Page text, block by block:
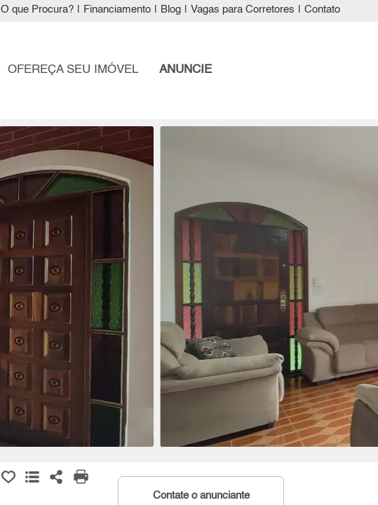
O que Procura? Financiamento Blog Vagas para Corretores Contato
OFEREÇA SEU IMÓVEL ANUNCIE
Contate o anunciante